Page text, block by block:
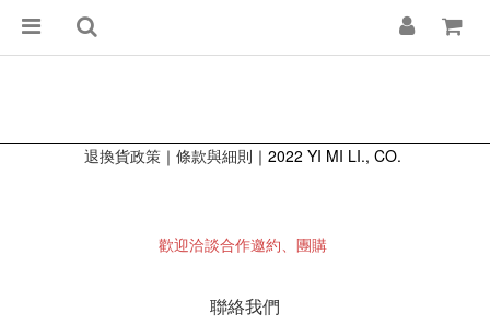
退換貨政策 ｜ 條款與細則 ｜2022 YI MI LI., CO.
歡迎洽談合作邀約、團購
聯絡我們